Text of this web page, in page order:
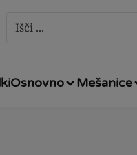
Osnovno Mešanice